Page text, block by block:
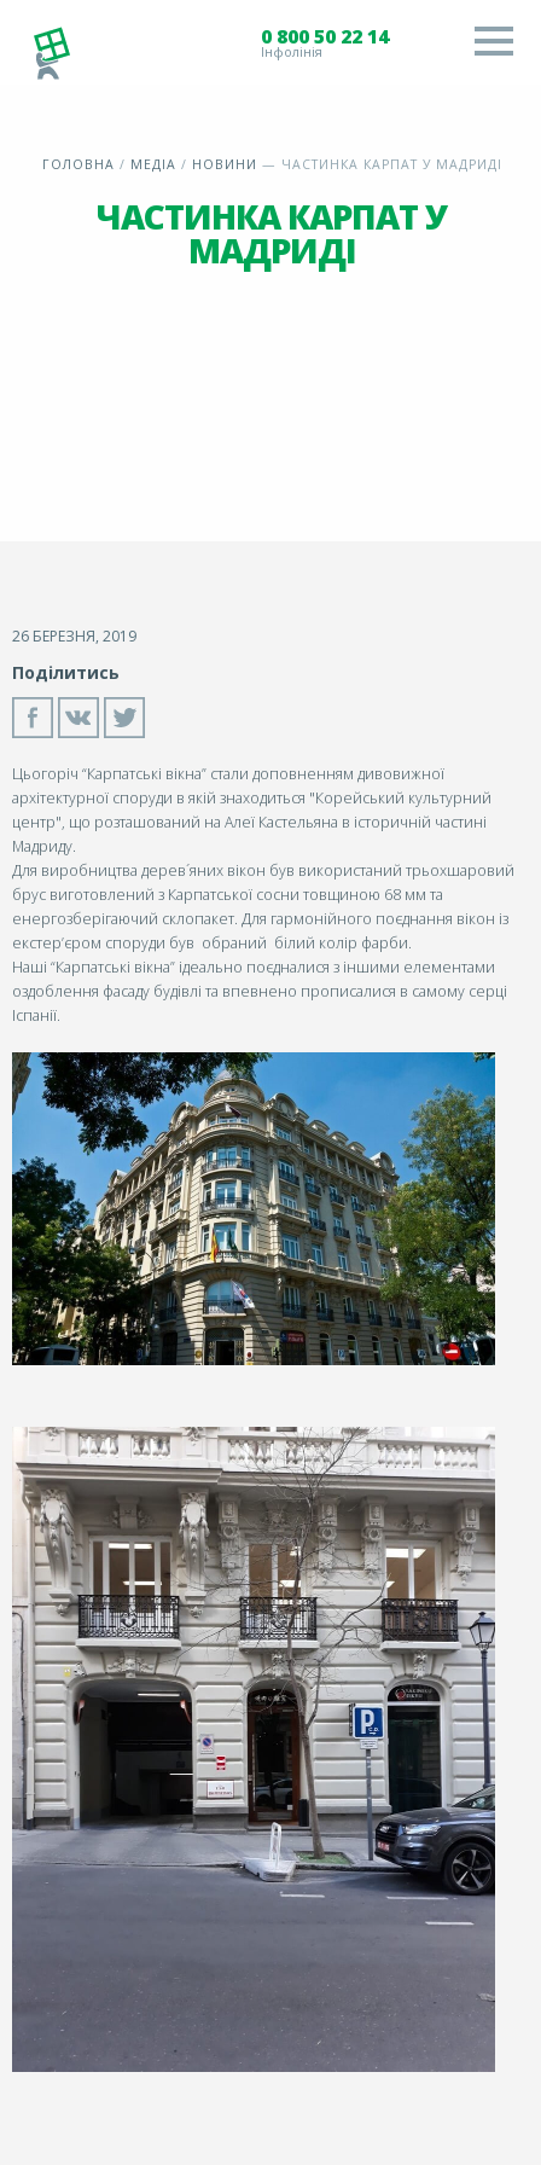
0 800 50 22 14
Інфолінія
ГОЛОВНА / МЕДІА / НОВИНИ — ЧАСТИНКА КАРПАТ У МАДРИДІ
ЧАСТИНКА КАРПАТ У
МАДРИДІ
26 БЕРЕЗНЯ, 2019
Поділитись
Цьогоріч “Карпатські вікна” стали доповненням дивовижної
архітектурної споруди в якій знаходиться "Корейський культурний
центр", що розташований на Алеї Кастельяна в історичній частині
Мадриду.
Для виробництва дерев´яних вікон був використаний трьохшаровий
брус виготовлений з Карпатської сосни товщиною 68 мм та
енергозберігаючий склопакет. Для гармонійного поєднання вікон із
екстер’єром споруди був обраний білий колір фарби.
Наші “Карпатські вікна” ідеально поєдналися з іншими елементами
оздоблення фасаду будівлі та впевнено прописалися в самому серці
Іспанії.